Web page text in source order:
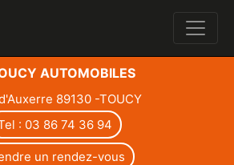
AUTOMOBILES
89130 -TOUCY
: 03 86 74 36 94
un rendez-vous